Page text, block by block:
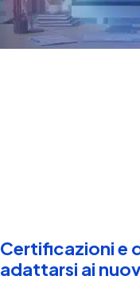
Certificazioni e
adattarsi ai